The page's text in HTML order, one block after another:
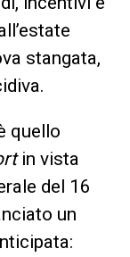
stangata,
quello
in vista
del 16
un